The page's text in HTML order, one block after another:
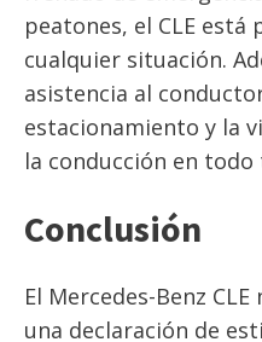
peatones, el CLE está
cualquier situación.
asistencia al
estacionamiento y la
la conducción en
Conclusión
El Mercedes-Benz
una declaración de